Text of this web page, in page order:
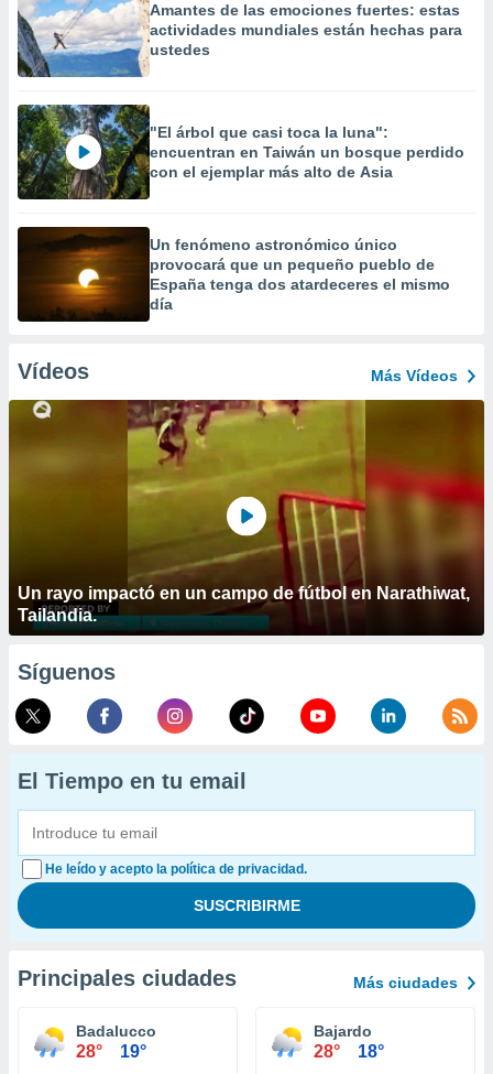
Amantes de las emociones fuertes: estas
actividades mundiales están hechas para
ustedes
"El árbol que casi toca la luna":
encuentran en Taiwán un bosque perdido
con el ejemplar más alto de Asia
Un fenómeno astronómico único
provocará que un pequeño pueblo de
España tenga dos atardeceres el mismo
día
Vídeos Más Vídeos
Un rayo impactó en un campo de fútbol en Narathiwat,
Tailandia.
Síguenos
El Tiempo en tu email
He leído y acepto la política de privacidad.
Principales ciudades Más ciudades
Badalucco
28° 19°
Bajardo
28° 18°